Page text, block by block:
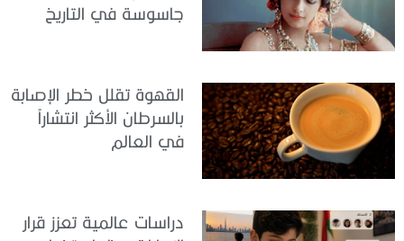
جاسوسة في التاريخ
القهوة تقلل خطر الإصابة
بالسرطان الأكثر انتشاراً
في العالم
دراسات عالمية تعزز قرار